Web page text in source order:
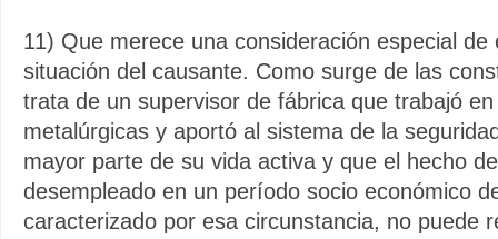
11) Que merece una consideración especial de
situación del causante. Como surge de las
trata de un supervisor de fábrica que trabajó
metalúrgicas y aportó al sistema de la
mayor parte de su vida activa y que el hecho
desempleado en un período socio económico
caracterizado por esa circunstancia, no puede